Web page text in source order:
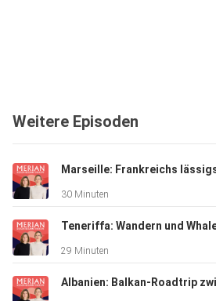
Weitere Episoden
30 Minuten
29 Minuten